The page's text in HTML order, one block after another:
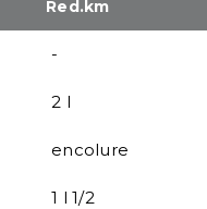
Red.km
-
2 l
encolure
1 l 1/2